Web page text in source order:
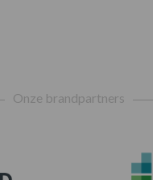
Onze brandpartners